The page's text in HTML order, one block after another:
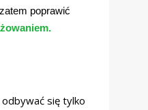
poprawić
się tylko